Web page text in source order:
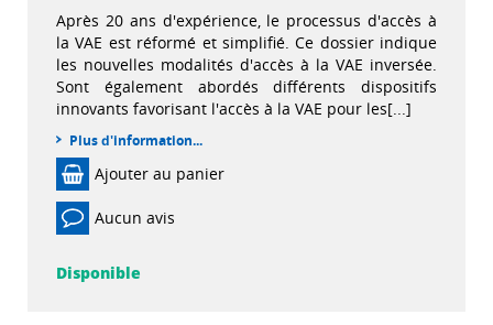
Après 20 ans d'expérience, le processus d'accès à
la VAE est réformé et simplifié. Ce dossier indique
les nouvelles modalités d'accès à la VAE inversée.
Sont également abordés différents dispositifs
innovants favorisant l'accès à la VAE pour les[...]
Plus d'information...
Ajouter au panier
Aucun avis
Disponible